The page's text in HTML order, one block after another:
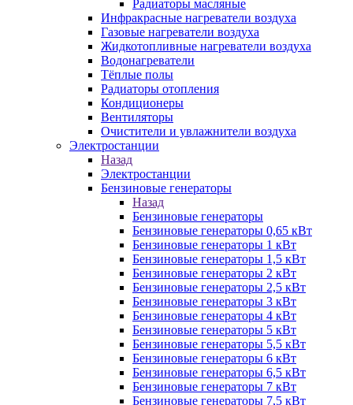
Радиаторы масляные
Инфракрасные нагреватели воздуха
Газовые нагреватели воздуха
Жидкотопливные нагреватели воздуха
Водонагреватели
Тёплые полы
Радиаторы отопления
Кондиционеры
Вентиляторы
Очистители и увлажнители воздуха
Электростанции
Назад
Электростанции
Бензиновые генераторы
Назад
Бензиновые генераторы
Бензиновые генераторы 0,65 кВт
Бензиновые генераторы 1 кВт
Бензиновые генераторы 1,5 кВт
Бензиновые генераторы 2 кВт
Бензиновые генераторы 2,5 кВт
Бензиновые генераторы 3 кВт
Бензиновые генераторы 4 кВт
Бензиновые генераторы 5 кВт
Бензиновые генераторы 5,5 кВт
Бензиновые генераторы 6 кВт
Бензиновые генераторы 6,5 кВт
Бензиновые генераторы 7 кВт
Бензиновые генераторы 7,5 кВт